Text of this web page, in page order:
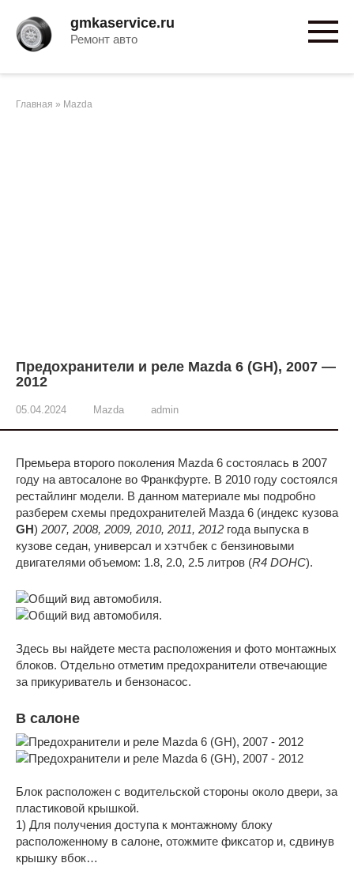
контенту
gmkaservice.ru
Ремонт авто
Главная » Mazda
Предохранители и реле Mazda 6 (GH), 2007 —
2012
05.04.2024 Mazda admin
Премьера второго поколения Mazda 6 состоялась в 2007
году на автосалоне во Франкфурте. В 2010 году состоялся
рестайлинг модели. В данном материале мы подробно
разберем схемы предохранителей Мазда 6 (индекс кузова
GH) 2007, 2008, 2009, 2010, 2011, 2012 года выпуска в
кузове седан, универсал и хэтчбек с бензиновыми
двигателями объемом: 1.8, 2.0, 2.5 литров (R4 DOHC).
Здесь вы найдете места расположения и фото монтажных
блоков. Отдельно отметим предохранители отвечающие
за прикуриватель и бензонасос.
В салоне
Блок расположен с водительской стороны около двери, за
пластиковой крышкой.
1) Для получения доступа к монтажному блоку
расположенному в салоне, отожмите фиксатор и, сдвинув
крышку вбок…